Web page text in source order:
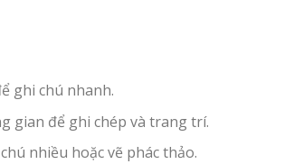
ghi chú nhanh.
gian để ghi chép và trang trí.
nhiều hoặc vẽ phác thảo.